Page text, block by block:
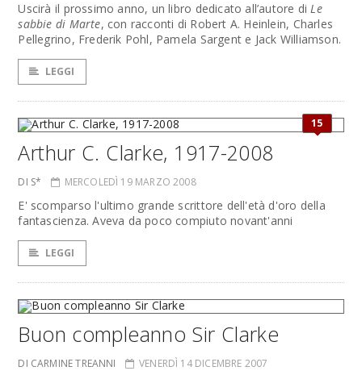
Uscirà il prossimo anno, un libro dedicato all’autore diLe
sabbie di Marte, con racconti di Robert A. Heinlein, Charles
Pellegrino, Frederik Pohl, Pamela Sargent e Jack Williamson.
LEGGI
15
Arthur C. Clarke, 1917-2008
DI S* MERCOLEDÌ 19 MARZO 2008
E' scomparso l'ultimo grande scrittore dell'età d'oro della
fantascienza. Aveva da poco compiuto novant'anni
LEGGI
Buon compleanno Sir Clarke
DI CARMINE TREANNI VENERDÌ 14 DICEMBRE 2007